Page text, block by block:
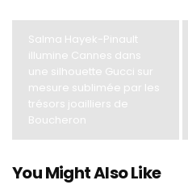
Salma Hayek-Pinault
illumine Cannes dans
une silhouette Gucci sur
mesure sublimée par les
trésors joailliers de
Boucheron
You Might Also Like